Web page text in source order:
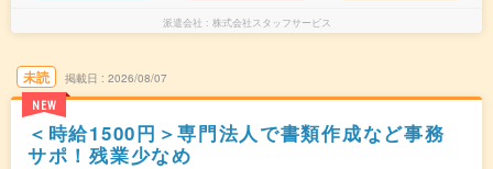
派遣会社 株式会社スタッフサービス
未読
NEW
掲載日 2026/08/07
＜時給1500円＞専門法人で書類作成など事務
サポ！残業少なめ